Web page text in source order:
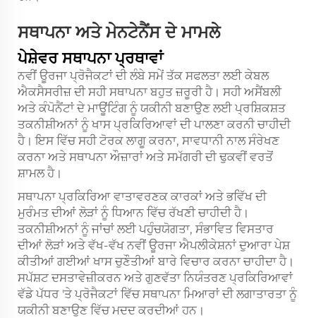
ਸਥਾਪਨਾ ਅਤੇ ਮੇਨਟੇਨੈਂਸ ਦੇ ਮਾਮਲੇ
ਪੇਸ਼ੇਵਰ ਸਥਾਪਨਾ ਪ੍ਰਥਾਵਾਂ
ਨਵੀਂ ਊਰਜਾ ਪ੍ਰੋਜੈਕਟਾਂ ਦੀ ਲੰਬੇ ਸਮੇਂ ਤੱਕ ਸਫਲਤਾ ਲਈ ਕੇਬਲ
ਐਕਸੈਸਰੀਜ਼ ਦੀ ਸਹੀ ਸਥਾਪਨਾ ਬਹੁਤ ਜ਼ਰੂਰੀ ਹੈ। ਸਹੀ ਅਸੈਂਬਲੀ
ਅਤੇ ਕੰਪੋਨੈਂਟਾਂ ਦੇ ਮਾਊਂਟਿੰਗ ਨੂੰ ਯਕੀਨੀ ਬਣਾਉਣ ਲਈ ਪ੍ਰਸ਼ਿਕਸ਼ਤ
ਤਕਨੀਸ਼ੀਅਨਾਂ ਨੂੰ ਖਾਸ ਪ੍ਰਕਿਰਿਆਵਾਂ ਦੀ ਪਾਲਣਾ ਕਰਨੀ ਚਾਹੀਦੀ
ਹੈ। ਇਸ ਵਿੱਚ ਸਹੀ ਟੋਰਕ ਲਾਗੂ ਕਰਨਾ, ਸਾਵਧਾਨੀ ਨਾਲ ਸੰਰੇਖਣ
ਕਰਨਾ ਅਤੇ ਸਥਾਪਨਾ ਔਜ਼ਾਰਾਂ ਅਤੇ ਸਮੱਗਰੀ ਦੀ ਢੁਕਵੀਂ ਵਰਤੋਂ
ਸ਼ਾਮਲ ਹੈ।
ਸਥਾਪਨਾ ਪ੍ਰਕਿਰਿਆ ਵਾਤਾਵਰਣਕ ਕਾਰਕਾਂ ਅਤੇ ਭਵਿੱਖ ਦੀ
ਮੁਰੰਮਤ ਦੀਆਂ ਲੋੜਾਂ ਨੂੰ ਧਿਆਨ ਵਿੱਚ ਰੱਖਣੀ ਚਾਹੀਦੀ ਹੈ।
ਤਕਨੀਸ਼ੀਅਨਾਂ ਨੂੰ ਜਾਂਚਾਂ ਲਈ ਪਹੁੰਚਯੋਗਤਾ, ਸੰਭਾਵਿਤ ਵਿਸਤਾਰ
ਦੀਆਂ ਲੋੜਾਂ ਅਤੇ ਵੱਖ-ਵੱਖ ਨਵੀਂ ਊਰਜਾ ਐਪਲੀਕੇਸ਼ਨਾਂ ਦੁਆਰਾ ਪੇਸ਼
ਕੀਤੀਆਂ ਗਈਆਂ ਖਾਸ ਚੁਣੌਤੀਆਂ ਬਾਰੇ ਵਿਚਾਰ ਕਰਨਾ ਚਾਹੀਦਾ ਹੈ।
ਸਪੱਸ਼ਟ ਦਸਤਾਵੇਜ਼ੀਕਰਨ ਅਤੇ ਗੁਣਵੱਤਾ ਨਿਯੰਤਰਣ ਪ੍ਰਕਿਰਿਆਵਾਂ
ਵੱਡੇ ਪੱਧਰ 'ਤੇ ਪ੍ਰੋਜੈਕਟਾਂ ਵਿੱਚ ਸਥਾਪਨਾ ਮਿਆਰਾਂ ਦੀ ਲਗਾਤਾਰਤਾ ਨੂੰ
ਯਕੀਨੀ ਬਣਾਉਣ ਵਿੱਚ ਮਦਦ ਕਰਦੀਆਂ ਹਨ।